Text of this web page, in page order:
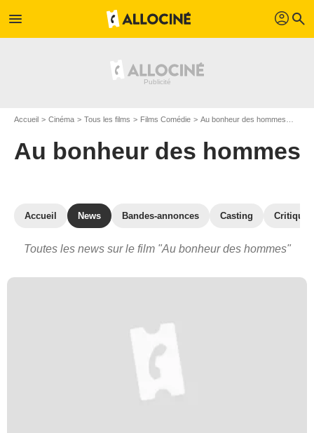
menu profil search
Accueil Cinéma Tous les films Films Comédie Au bonheur des hommes
Au bonheur des hommes
Accueil News Bandes-annonces Casting
Toutes les news sur le film "Au bonheur des hommes"